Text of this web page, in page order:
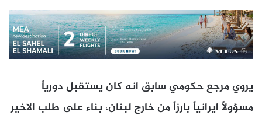
يروي مرجع حكومي سابق انه كان يستقبل دورياً
مسؤولاً ايرانياً بارزاً من خارج لبنان، بناء على طلب الاخير